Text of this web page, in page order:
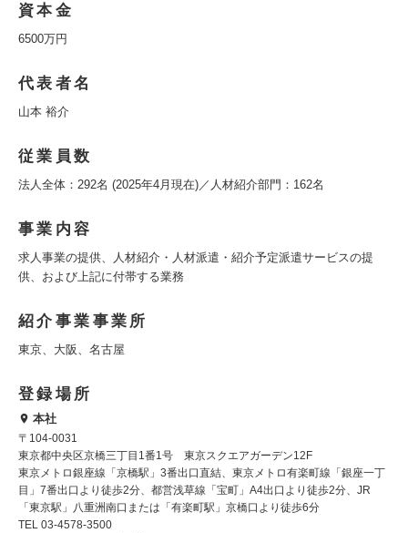
資本金
6500万円
代表者名
山本 裕介
従業員数
法人全体：292名 (2025年4月現在)／人材紹介部門：162名
事業内容
求人事業の提供、人材紹介・人材派遣・紹介予定派遣サービスの提
供、および上記に付帯する業務
紹介事業事業所
東京、大阪、名古屋
登録場所
本社
〒104-0031
東京都中央区京橋三丁目1番1号 東京スクエアガーデン12F
東京メトロ銀座線「京橋駅」3番出口直結、東京メトロ有楽町線「銀座一丁
目」7番出口より徒歩2分、都営浅草線「宝町」A4出口より徒歩2分、JR
「東京駅」八重洲南口または「有楽町駅」京橋口より徒歩6分
TEL 03-4578-3500